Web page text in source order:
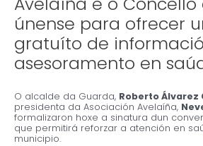
únense para ofrecer
gratuíto de
asesoramento en
O alcalde da Guarda, Roberto Álvarez
presidenta da Asociación Avelaíña,
formalizaron hoxe a sinatura dun
que permitirá reforzar a atención en
municipio.